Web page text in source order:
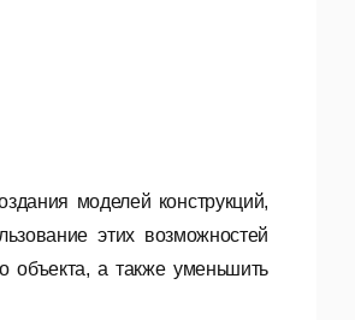
моделей конструкций,
этих возможностей
объекта, а также уменьшить